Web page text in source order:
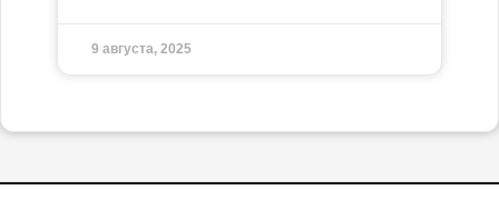
9 августа, 2025